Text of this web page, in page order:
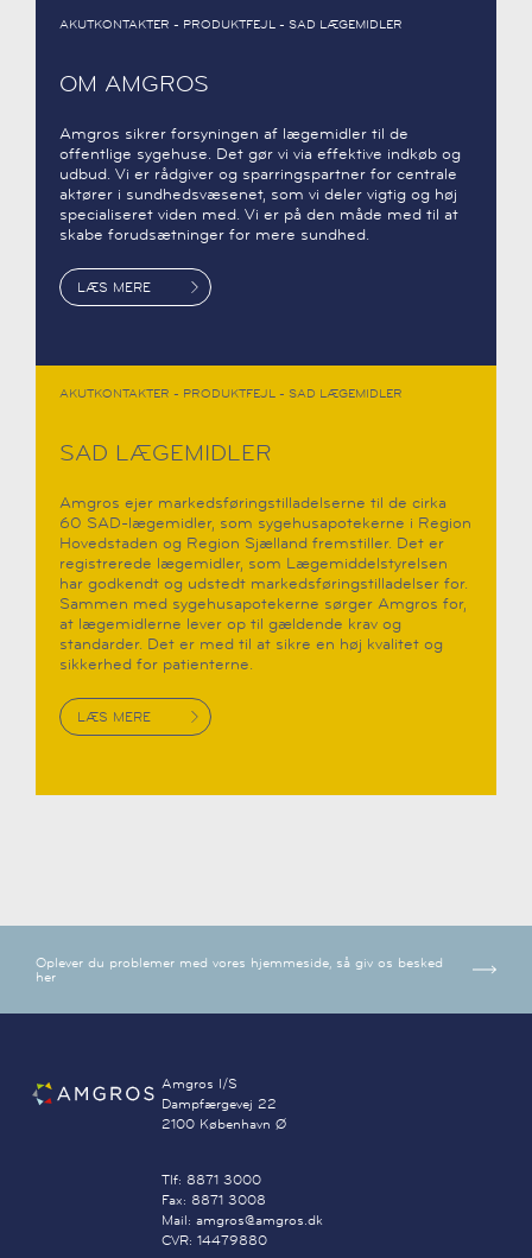
AKUTKONTAKTER - PRODUKTFEJL - SAD LÆGEMIDLER
OM AMGROS
Amgros sikrer forsyningen af lægemidler til de
offentlige sygehuse. Det gør vi via effektive indkøb og
udbud. Vi er rådgiver og sparringspartner for centrale
aktører i sundhedsvæsenet, som vi deler vigtig og høj
specialiseret viden med. Vi er på den måde med til at
skabe forudsætninger for mere sundhed.
LÆS MERE
AKUTKONTAKTER - PRODUKTFEJL - SAD LÆGEMIDLER
SAD LÆGEMIDLER
Amgros ejer markedsføringstilladelserne til de cirka
60 SAD-lægemidler, som sygehusapotekerne i Region
Hovedstaden og Region Sjælland fremstiller. Det er
registrerede lægemidler, som Lægemiddelstyrelsen
har godkendt og udstedt markedsføringstilladelser for.
Sammen med sygehusapotekerne sørger Amgros for,
at lægemidlerne lever op til gældende krav og
standarder. Det er med til at sikre en høj kvalitet og
sikkerhed for patienterne.
LÆS MERE
Oplever du problemer med vores hjemmeside, så giv os besked
her
Amgros I/S
Dampfærgevej 22
2100 København Ø
Tlf: 8871 3000
Fax: 8871 3008
Mail: amgros@amgros.dk
CVR: 14479880